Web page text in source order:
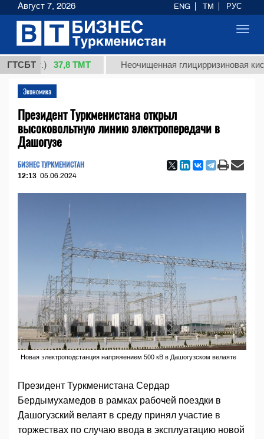
ГТСБТ37,8 ТМТ Неочищенная глицирризиновая кислота
Экономика
Президент Туркменистана открыл
высоковольтную линию электропередачи в
Дашогузе
БИЗНЕС ТУРКМЕНИСТАН
12:13 05.06.2024
Новая электроподстанция напряжением 500 кВ в Дашогузском велаяте
Президент Туркменистана Сердар
Бердымухамедов в рамках рабочей поездки в
Дашогузский велаят в среду принял участие в
торжествах по случаю ввода в эксплуатацию новой
Август 7, 2026 ENG TM РУС